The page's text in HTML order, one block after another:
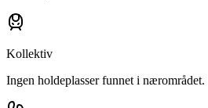
Kollektiv
Ingen holdeplasser funnet i nærområdet.